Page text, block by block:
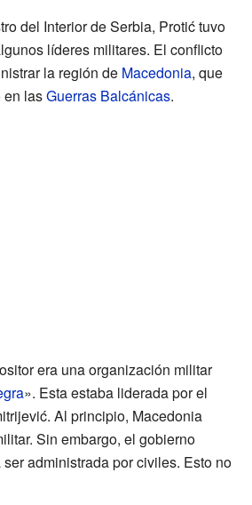
del Interior de Serbia, Protić tuvo
líderes militares. El conflicto
la región de Macedonia, que
en lasGuerras Balcánicas.
era una organización militar
». Esta estaba liderada por el
Al principio, Macedonia
Sin embargo, el gobierno
administrada por civiles. Esto no